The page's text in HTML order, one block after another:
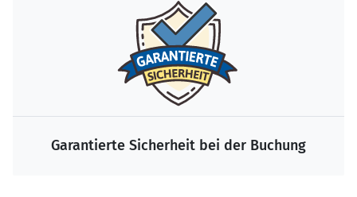
Garantierte Sicherheit bei der Buchung